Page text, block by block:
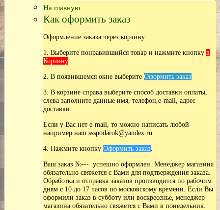
На главную
Как оформить заказ
Оформление заказа через корзину.
1. Выберите понравившийся товар и нажмите кнопку в
Корзину.
2. В появившемся окне выберите Оформить заказ
3. В корзине справа выберите способ доставки оплаты,
слева заполните данные имя, телефон,e-mail, адрес
доставки.
Если у Вас нет e-mail, то можно написать любой-
например наш ssspodarok@yandex.ru
4. Нажмите кнопку Оформить заказ.
Ваш заказ №--- успешно оформлен. Менеджер магазина
обязательно свяжется с Вами для подтверждения заказа.
Обработка и отправка заказов производится по рабочим
дням с 10 до 17 часов по московскому времени. Если Вы
оформили заказ в субботу или воскресенье, менеджер
магазина обязательно свяжется с Вами в понедельник.